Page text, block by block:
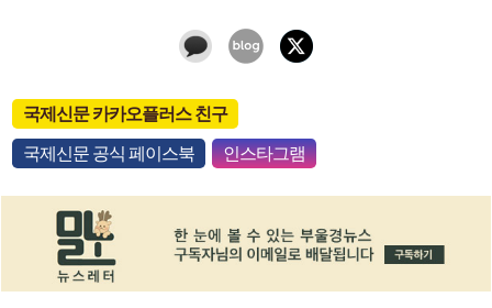
국제신문 카카오플러스 친구
국제신문 공식 페이스북 인스타그램